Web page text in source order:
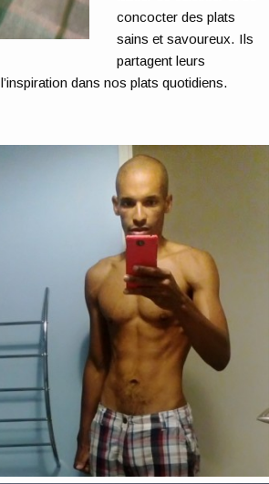
concocter des plats
sains et savoureux. Ils
partagent leurs
dans nos plats quotidiens.